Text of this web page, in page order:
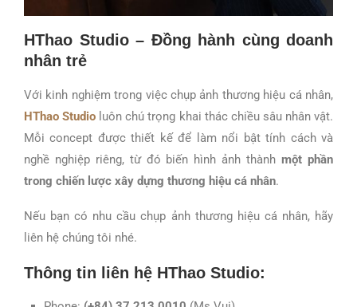
HThao Studio – Đồng hành cùng doanh
nhân trẻ
Với kinh nghiệm trong việc chụp ảnh thương hiệu cá nhân,
HThao Studio luôn chú trọng khai thác chiều sâu nhân vật.
Mỗi concept được thiết kế để làm nổi bật tính cách và
nghề nghiệp riêng, từ đó biến hình ảnh thànhmột phần
trong chiến lược xây dựng thương hiệu cá nhân.
Nếu bạn có nhu cầu chụp ảnh thương hiệu cá nhân, hãy
liên hệ chúng tôi nhé.
Thông tin liên hệ HThao Studio: